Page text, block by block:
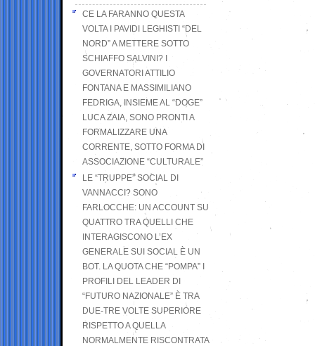
CE LA FARANNO QUESTA
VOLTA I PAVIDI LEGHISTI “DEL
NORD” A METTERE SOTTO
SCHIAFFO SALVINI? I
GOVERNATORI ATTILIO
FONTANA E MASSIMILIANO
FEDRIGA, INSIEME AL “DOGE”
LUCA ZAIA, SONO PRONTI A
FORMALIZZARE UNA
CORRENTE, SOTTO FORMA DI
ASSOCIAZIONE “CULTURALE”
LE “TRUPPE” SOCIAL DI
VANNACCI? SONO
FARLOCCHE: UN ACCOUNT SU
QUATTRO TRA QUELLI CHE
INTERAGISCONO L’EX
GENERALE SUI SOCIAL È UN
BOT. LA QUOTA CHE “POMPA” I
PROFILI DEL LEADER DI
“FUTURO NAZIONALE” È TRA
DUE-TRE VOLTE SUPERIORE
RISPETTO A QUELLA
NORMALMENTE RISCONTRATA